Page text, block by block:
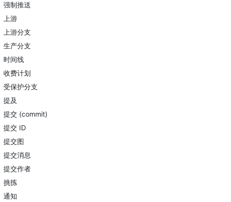
强制推送
上游
上游分支
生产分支
时间线
收费计划
受保护分支
提及
提交 (commit)
提交 ID
提交图
提交消息
提交作者
挑拣
通知